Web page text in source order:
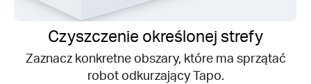
Czyszczenie określonej strefy
Zaznacz konkretne obszary, które ma sprzątać
robot odkurzający Tapo.